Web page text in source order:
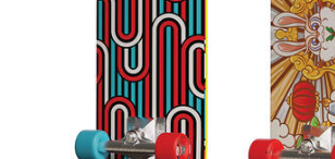
手工艺，文具，蜡笔，泥胶，画板
娃娃，芭比，收藏公仔
电子玩具